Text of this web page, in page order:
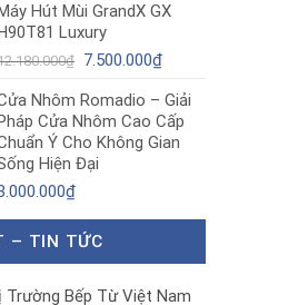
Hút Mùi GrandX GX
Luxury
₫ Giá
là:
12.180.000₫.
7.500.000₫Giá
tại
là:
7.500.000₫.
Nhôm Romadio – Giải
Cửa Nhôm Cao Cấp
Ý Cho Không Gian
Hiện Đại
₫
– TIN TỨC
Trường Bếp Từ Việt Nam